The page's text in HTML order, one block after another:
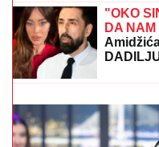
i
joj